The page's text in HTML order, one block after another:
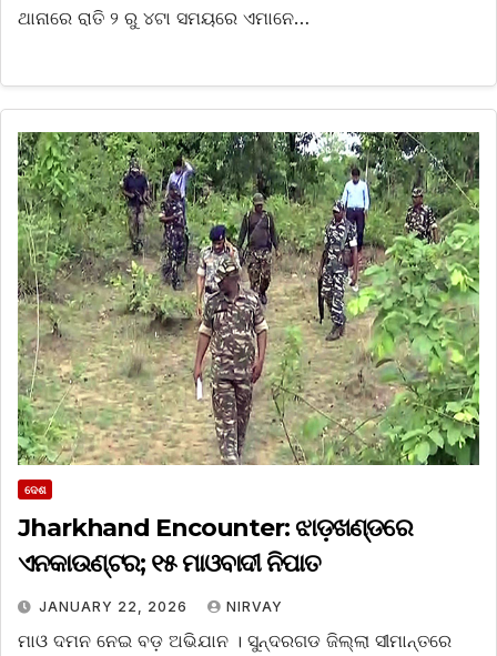
ଥାନାରେ ରାତି ୨ ରୁ ୪ଟା ସମୟରେ ଏମାନେ…
ଦେଶ
Jharkhand Encounter: ଝାଡ଼ଖଣ୍ଡରେ
ଏନକାଉଣ୍ଟର; ୧୫ ମାଓବାଦୀ ନିପାତ
JANUARY 22, 2026 NIRVAY
ମାଓ ଦମନ ନେଇ ବଡ଼ ଅଭିଯାନ । ସୁନ୍ଦରଗଡ ଜିଲ୍ଲା ସୀମାନ୍ତରେ